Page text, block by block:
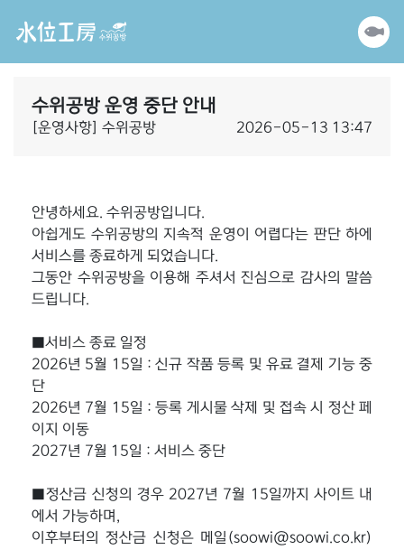
수위공방 운영 중단 안내
[운영사항] 수위공방 2026-05-13 13:47
안녕하세요. 수위공방입니다.
아쉽게도 수위공방의 지속적 운영이 어렵다는 판단 하에
서비스를 종료하게 되었습니다.
그동안 수위공방을 이용해 주셔서 진심으로 감사의 말씀
드립니다.
■서비스 종료 일정
2026년 5월 15일 : 신규 작품 등록 및 유료 결제 기능 중
단
2026년 7월 15일 : 등록 게시물 삭제 및 접속 시 정산 페
이지 이동
2027년 7월 15일 : 서비스 중단
■정산금 신청의 경우 2027년 7월 15일까지 사이트 내
에서 가능하며,
이후부터의 정산금 신청은 메일(soowi@soowi.co.kr)